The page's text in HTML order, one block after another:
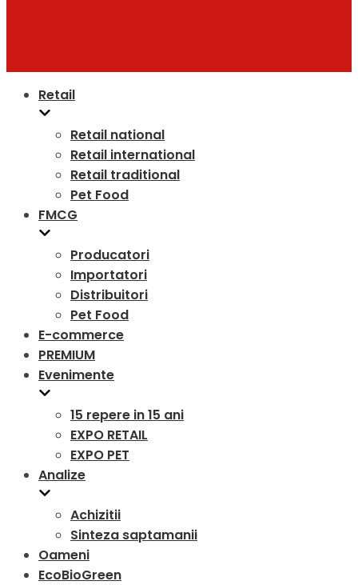
Retail
Retail national
Retail international
Retail traditional
Pet Food
FMCG
Producatori
Importatori
Distribuitori
Pet Food
E-commerce
PREMIUM
Evenimente
15 repere in 15 ani
EXPO RETAIL
EXPO PET
Analize
Achizitii
Sinteza saptamanii
Oameni
EcoBioGreen